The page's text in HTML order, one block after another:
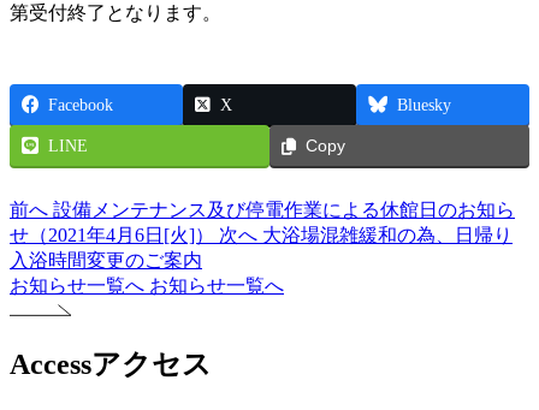
第受付終了となります。
Facebook X Bluesky
LINE Copy
前へ 設備メンテナンス及び停電作業による休館日のお知ら
せ（2021年4月6日[火]）
次へ 大浴場混雑緩和の為、日帰り
入浴時間変更のご案内
お知らせ一覧へ お知らせ一覧へ
Accessアクセス